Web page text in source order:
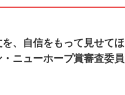
、自信をもって見せてほ
ニューホープ賞審査委員